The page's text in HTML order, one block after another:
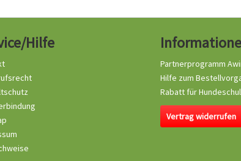
Hilfe
Partnerprogramm
Hilfe zum
Rabatt für
Vertrag widerrufen